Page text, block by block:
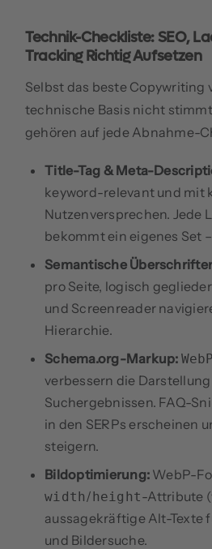
Technik-Checkliste: SEO,
Tracking Richtig Aufsetzen
Selbst das beste Copywriting
technische Basis nicht
gehören auf jede Abnahme-
Title-Tag & Meta-
keyword-relevant und mit
Nutzenversprechen. Jede
bekommt ein eigenes Set
Semantische
pro Seite, logisch
und Screenreader
Hierarchie.
Schema.org-Markup:
verbessern die
Suchergebnissen. FAQ-
in den SERPs erscheinen
steigern.
Bildoptimierung: WebP-
width /height-Attribute
aussagekräftige Alt-Texte
und Bildersuche.